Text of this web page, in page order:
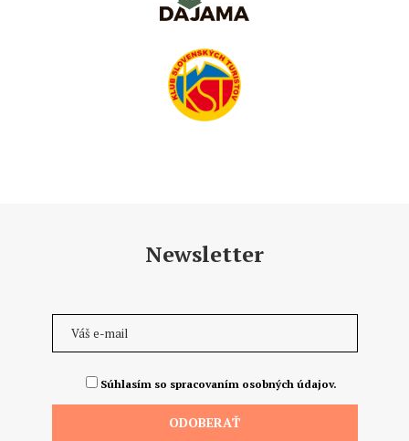
Newsletter
Súhlasím so spracovaním osobných údajov.